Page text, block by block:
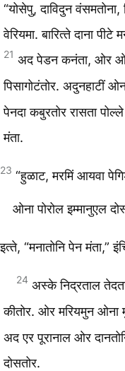
“योसेपु, दाविदुन
वेरियमा. बारित्‍ते दाना
21 अद पेडन कनंता, ओर
पिसागोटंतोर. अदुनहाटीं
पेनदा कबुरतोर रासता
मंता.
23 “हुळाट, मरमिं आयवा
ओना पोरोल इम्मानुएल
इत्‍ते, “मनातोनि पेन मंता,”
24 अस्‍के निद्रताल
कीतोर. ओर मरियमुन ओना
अद एर पूरानाल ओर
दोसतोर.